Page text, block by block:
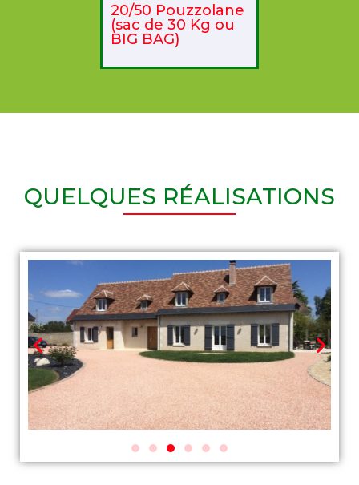
20/50 Pouzzolane
(sac de 30 Kg ou
BIG BAG)
QUELQUES RÉALISATIONS